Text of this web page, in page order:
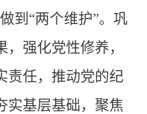
到“两个维护”。巩
强化党性修养，
责任，推动党的纪
实基层基础，聚焦